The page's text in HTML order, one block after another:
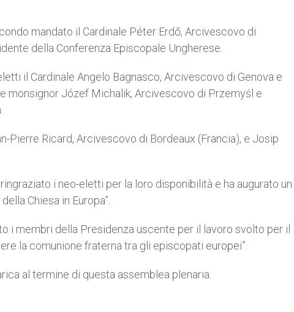
mandato il Cardinale Péter Erdő, Arcivescovo di
della Conferenza Episcopale Ungherese.
il Cardinale Angelo Bagnasco, Arcivescovo di Genova e
monsignor Józef Michalik, Arcivescovo di Przemyśl e
Pierre Ricard, Arcivescovo di Bordeaux (Francia), e Josip
i neo-eletti per la loro disponibilità e ha augurato un
Chiesa in Europa”.
i membri della Presidenza uscente per il lavoro svolto per il
la comunione fraterna tra gli episcopati europei”.
al termine di questa assemblea plenaria.